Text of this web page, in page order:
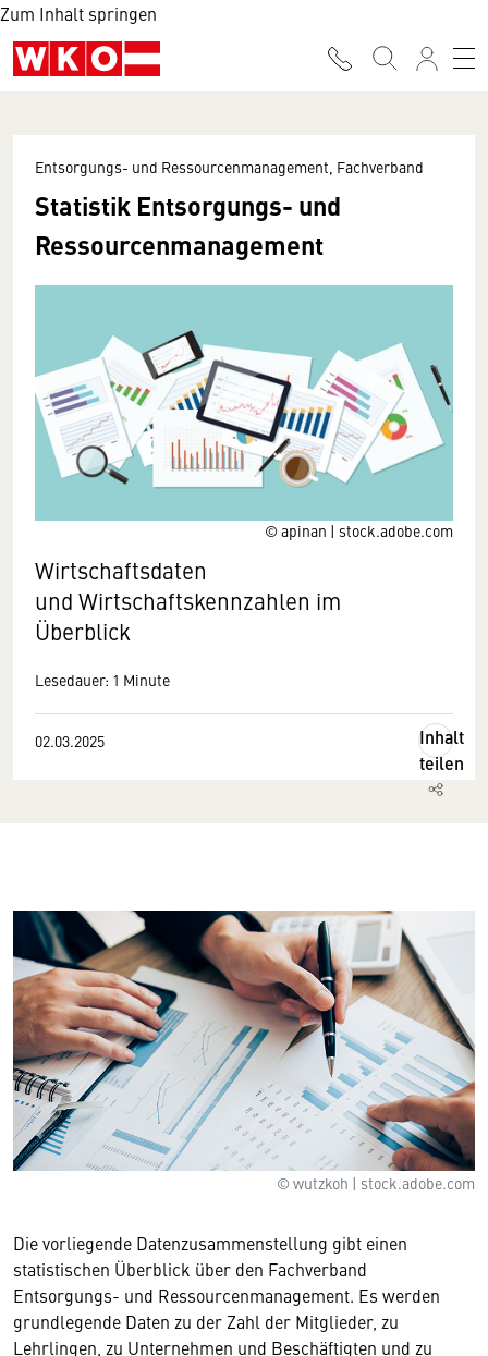
Zum Inhalt springen
© apinan | stock.adobe.com
Entsorgungs- und Ressourcenmanagement, Fachverband
Statistik Entsorgungs- und
Ressourcenmanagement
Wirtschaftsdaten
und Wirtschaftskennzahlen im
Überblick
Lesedauer: 1 Minute
02.03.2025
Inhalt
teilen
© wutzkoh | stock.adobe.com
Die vorliegende Datenzusammenstellung gibt einen
statistischen Überblick über den Fachverband
Entsorgungs- und Ressourcenmanagement. Es werden
grundlegende Daten zu der Zahl der Mitglieder, zu
Lehrlingen, zu Unternehmen und Beschäftigten und zu